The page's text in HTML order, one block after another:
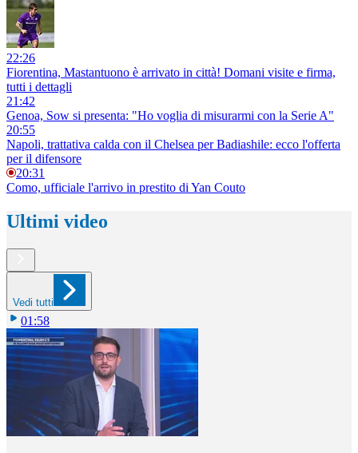
22:26
Fiorentina, Mastantuono è arrivato in città! Domani visite e firma,
tutti i dettagli
21:42
Genoa, Sow si presenta: "Ho voglia di misurarmi con la Serie A"
20:55
Napoli, trattativa calda con il Chelsea per Badiashile: ecco l'offerta
per il difensore
20:31
Como, ufficiale l'arrivo in prestito di Yan Couto
Ultimi video
Vedi tutti
01:58